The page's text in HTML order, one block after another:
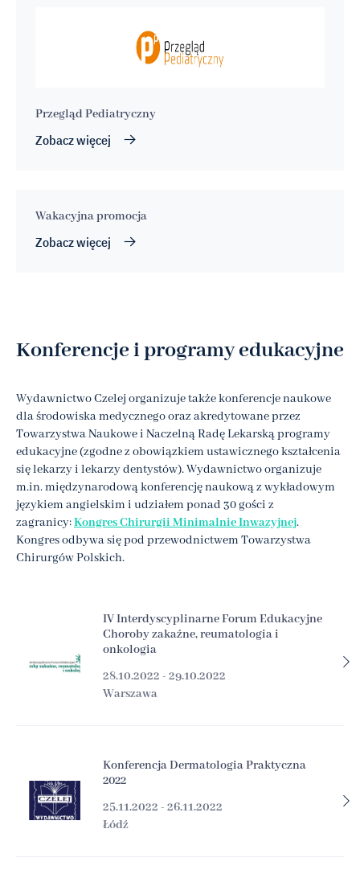
Przegląd Pediatryczny
Zobacz więcej
Wakacyjna promocja
Zobacz więcej
Konferencje i programy edukacyjne
Wydawnictwo Czelej organizuje także konferencje naukowe
dla środowiska medycznego oraz akredytowane przez
Towarzystwa Naukowe i Naczelną Radę Lekarską programy
edukacyjne (zgodne z obowiązkiem ustawicznego kształcenia
się lekarzy i lekarzy dentystów). Wydawnictwo organizuje
m.in. międzynarodową konferencję naukową z wykładowym
językiem angielskim i udziałem ponad 30 gości z
zagranicy:Kongres Chirurgii Minimalnie Inwazyjnej.
Kongres odbywa się pod przewodnictwem Towarzystwa
Chirurgów Polskich.
IV Interdyscyplinarne Forum Edukacyjne
Choroby zakaźne, reumatologia i
onkologia
28.10.2022 - 29.10.2022
Warszawa
Konferencja Dermatologia Praktyczna
2022
25.11.2022 - 26.11.2022
Łódź